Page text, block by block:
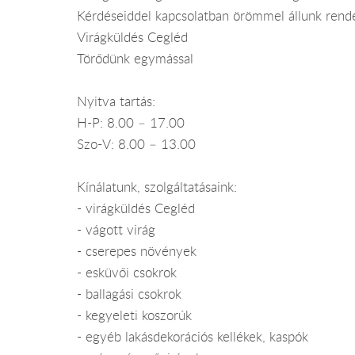
Kérdéseiddel kapcsolatban örömmel állunk
Virágküldés Cegléd
Törődünk egymással
Nyitva tartás:
H-P: 8.00 – 17.00
Szo-V: 8.00 – 13.00
Kínálatunk, szolgáltatásaink:
- virágküldés Cegléd
- vágott virág
- cserepes növények
- esküvői csokrok
- ballagási csokrok
- kegyeleti koszorúk
- egyéb lakásdekorációs kellékek, kaspók